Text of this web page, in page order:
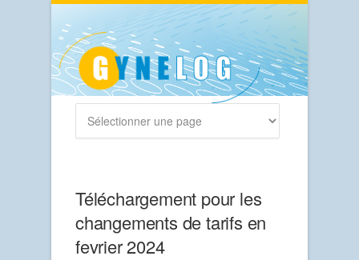
Téléchargement pour les
changements de tarifs en
fevrier 2024